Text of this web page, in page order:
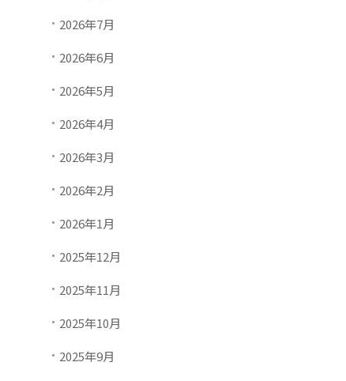
2026年7月
2026年6月
2026年5月
2026年4月
2026年3月
2026年2月
2026年1月
2025年12月
2025年11月
2025年10月
2025年9月